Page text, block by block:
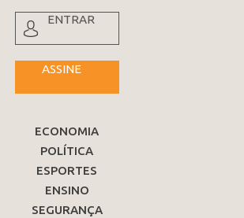
ENTRAR
ASSINE
ECONOMIA
POLÍTICA
ESPORTES
ENSINO
SEGURANÇA